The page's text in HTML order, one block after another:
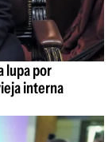
lupa por
interna